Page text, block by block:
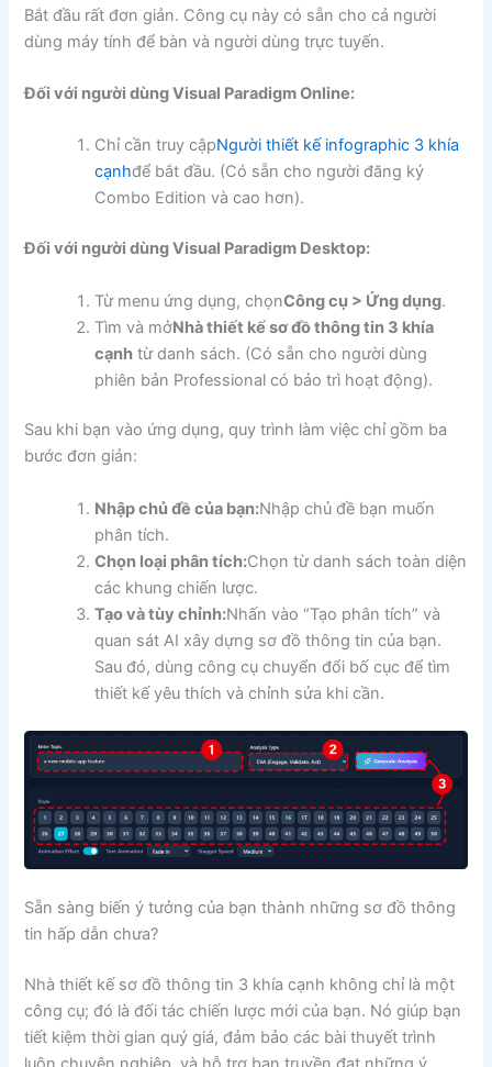
Bắt đầu rất đơn giản. Công cụ này có sẵn cho cả người
dùng máy tính để bàn và người dùng trực tuyến.
Đối với người dùng Visual Paradigm Online:
Chỉ cần truy cậpNgười thiết kế infographic 3 khía
cạnhđể bắt đầu. (Có sẵn cho người đăng ký
Combo Edition và cao hơn).
Đối với người dùng Visual Paradigm Desktop:
Từ menu ứng dụng, chọnCông cụ > Ứng dụng.
Tìm và mởNhà thiết kế sơ đồ thông tin 3 khía
cạnh từ danh sách. (Có sẵn cho người dùng
phiên bản Professional có bảo trì hoạt động).
Sau khi bạn vào ứng dụng, quy trình làm việc chỉ gồm ba
bước đơn giản:
Nhập chủ đề của bạn:Nhập chủ đề bạn muốn
phân tích.
Chọn loại phân tích:Chọn từ danh sách toàn diện
các khung chiến lược.
Tạo và tùy chỉnh:Nhấn vào “Tạo phân tích” và
quan sát AI xây dựng sơ đồ thông tin của bạn.
Sau đó, dùng công cụ chuyển đổi bố cục để tìm
thiết kế yêu thích và chỉnh sửa khi cần.
Sẵn sàng biến ý tưởng của bạn thành những sơ đồ thông
tin hấp dẫn chưa?
Nhà thiết kế sơ đồ thông tin 3 khía cạnh không chỉ là một
công cụ; đó là đối tác chiến lược mới của bạn. Nó giúp bạn
tiết kiệm thời gian quý giá, đảm bảo các bài thuyết trình